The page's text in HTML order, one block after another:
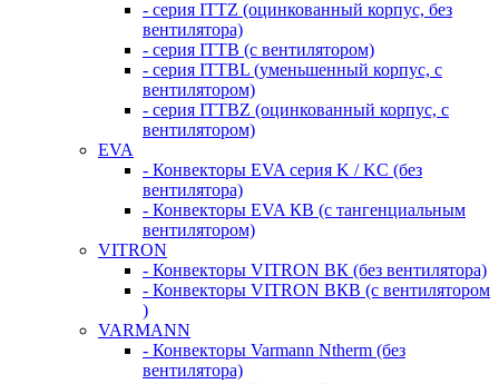
- серия ITTZ (оцинкованный корпус, без
вентилятора)
- серия ITTB (с вентилятором)
- серия ITTBL (уменьшенный корпус, с
вентилятором)
- серия ITTBZ (оцинкованный корпус, с
вентилятором)
EVA
- Конвекторы EVA серия K / KC (без
вентилятора)
- Конвекторы EVA КВ (с тангенциальным
вентилятором)
VITRON
- Конвекторы VITRON ВК (без вентилятора)
- Конвекторы VITRON ВКВ (с вентилятором
)
VARMANN
- Конвекторы Varmann Ntherm (без
вентилятора)